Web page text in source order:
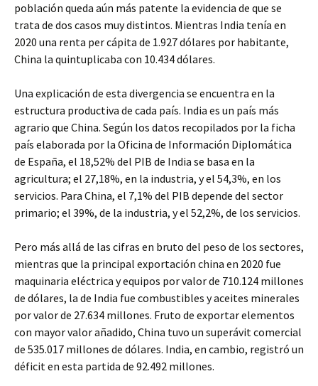
población queda aún más patente la evidencia de que se
trata de dos casos muy distintos. Mientras India tenía en
2020 una renta per cápita de 1.927 dólares por habitante,
China la quintuplicaba con 10.434 dólares.
Una explicación de esta divergencia se encuentra en la
estructura productiva de cada país. India es un país más
agrario que China. Según los datos recopilados por la ficha
país elaborada por la Oficina de Información Diplomática
de España, el 18,52% del PIB de India se basa en la
agricultura; el 27,18%, en la industria, y el 54,3%, en los
servicios. Para China, el 7,1% del PIB depende del sector
primario; el 39%, de la industria, y el 52,2%, de los servicios.
Pero más allá de las cifras en bruto del peso de los sectores,
mientras que la principal exportación china en 2020 fue
maquinaria eléctrica y equipos por valor de 710.124 millones
de dólares, la de India fue combustibles y aceites minerales
por valor de 27.634 millones. Fruto de exportar elementos
con mayor valor añadido, China tuvo un superávit comercial
de 535.017 millones de dólares. India, en cambio, registró un
déficit en esta partida de 92.492 millones.